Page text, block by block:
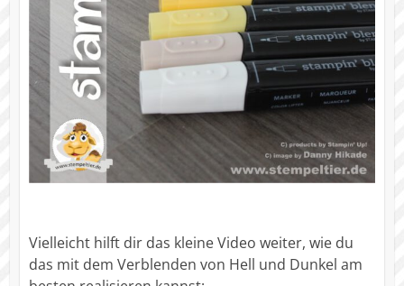
Vielleicht hilft dir das kleine Video weiter, wie du
das mit dem Verblenden von Hell und Dunkel am